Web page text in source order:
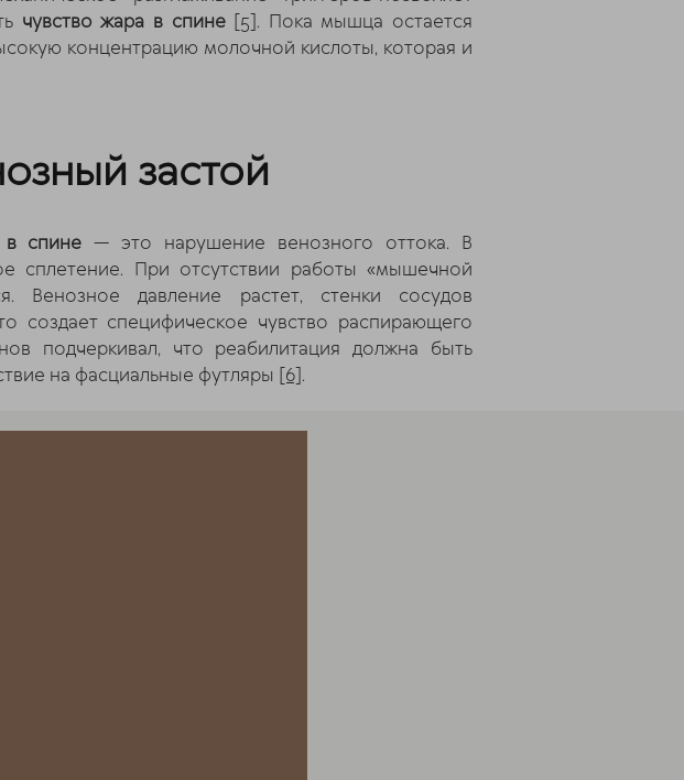
чувство жара в спине [5]. Пока мышца остается
концентрацию молочной кислоты, которая и
застой
спине — это нарушение венозного оттока. В
сплетение. При отсутствии работы «мышечной
Венозное давление растет, стенки сосудов
создает специфическое чувство распирающего
подчеркивал, что реабилитация должна быть
на фасциальные футляры [6].